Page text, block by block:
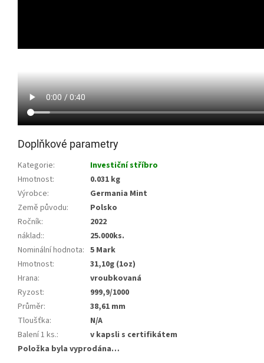
Doplňkové parametry
Kategorie:
Investiční stříbro
Hmotnost:
0.031 kg
Výrobce:
Germania Mint
Země původu:
Polsko
Ročník:
2022
náklad::
25.000ks.
Nominální hodnota: 5 Mark
Hmotnost:
31,10g (1oz)
Hrana:
vroubkovaná
Ryzost:
999,9/1000
Průměr:
38,61 mm
Tloušťka:
N/A
Balení 1 ks.:
v kapsli s certifikátem
Položka byla vyprodána…